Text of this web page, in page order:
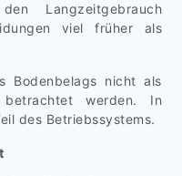
Langzeitgebrauch
viel früher als
Bodenbelags nicht als
betrachtet werden. In
des Betriebssystems.